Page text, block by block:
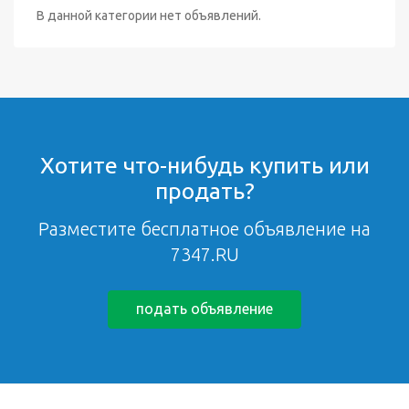
В данной категории нет объявлений.
Хотите что-нибудь купить или
продать?
Разместите бесплатное объявление на
7347.RU
подать объявление